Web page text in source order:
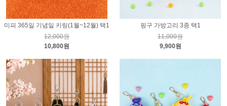
미피 365일 기념일 키링(1월~12월) 택1
12,000원
10,800원
핑구 가방고리 3종 택1
11,000원
9,900원